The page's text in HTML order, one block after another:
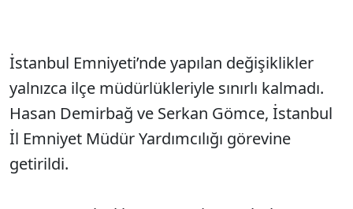
İstanbul Emniyeti’nde yapılan değişiklikler
yalnızca ilçe müdürlükleriyle sınırlı kalmadı.
Hasan Demirbağ ve Serkan Gömce, İstanbul
İl Emniyet Müdür Yardımcılığı görevine
getirildi.